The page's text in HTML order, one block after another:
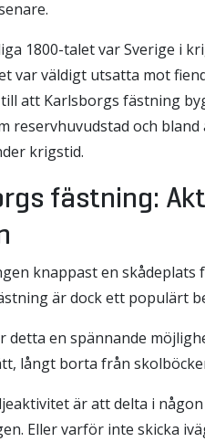
1800-talet var Sverige i
var väldigt utsatta mot
att Karlsborgs fästning
reservhuvudstad och
krigstid.
fästning:
knappast en skådeplats
är dock ett populärt
detta en spännande
långt borta från
är att delta i
Eller varför inte skicka